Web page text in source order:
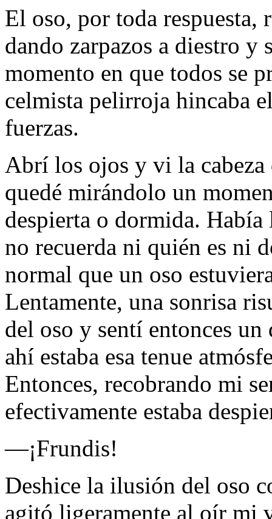
El oso, por toda respuesta,
dando zarpazos a diestro y
momento en que todos se
celmista pelirroja hincaba
fuerzas.
Abrí los ojos y vi la
quedé mirándolo un
despierta o dormida.
no recuerda ni quién es ni
normal que un oso
Lentamente, una sonrisa
del oso y sentí entonces
ahí estaba esa tenue
Entonces, recobrando mi
efectivamente estaba
—¡Frundis!
Deshice la ilusión del oso
agitó ligeramente al oír mi